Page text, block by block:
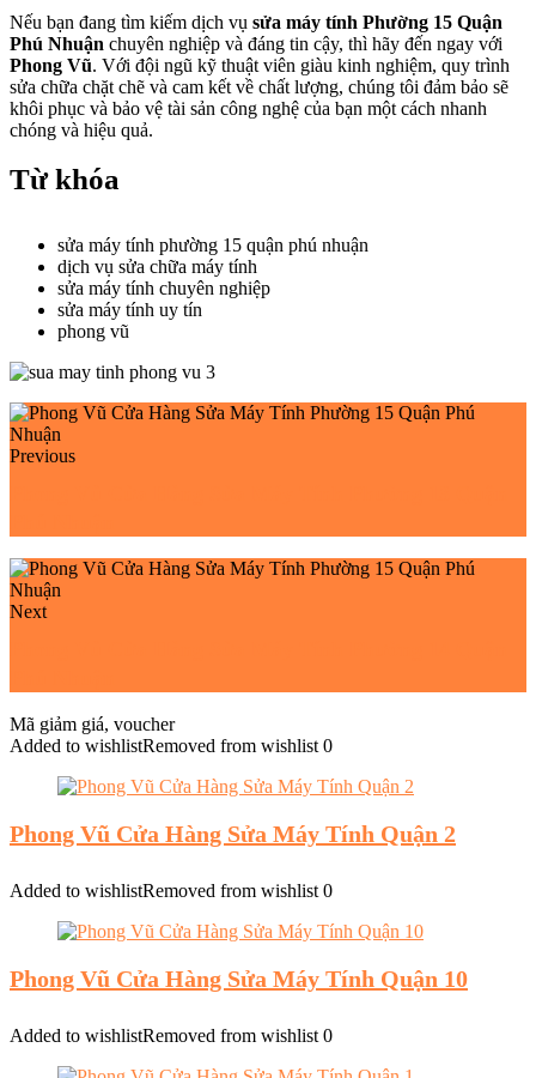
Nếu bạn đang tìm kiếm dịch vụ sửa máy tính Phường 15 Quận
Phú Nhuận chuyên nghiệp và đáng tin cậy, thì hãy đến ngay với
Phong Vũ. Với đội ngũ kỹ thuật viên giàu kinh nghiệm, quy trình
sửa chữa chặt chẽ và cam kết về chất lượng, chúng tôi đảm bảo sẽ
khôi phục và bảo vệ tài sản công nghệ của bạn một cách nhanh
chóng và hiệu quả.
Từ khóa
sửa máy tính phường 15 quận phú nhuận
dịch vụ sửa chữa máy tính
sửa máy tính chuyên nghiệp
sửa máy tính uy tín
phong vũ
Previous
Next
Mã giảm giá, voucher
Added to wishlistRemoved from wishlist 0
Phong Vũ Cửa Hàng Sửa Máy Tính Quận 2
Added to wishlistRemoved from wishlist 0
Phong Vũ Cửa Hàng Sửa Máy Tính Quận 10
Added to wishlistRemoved from wishlist 0